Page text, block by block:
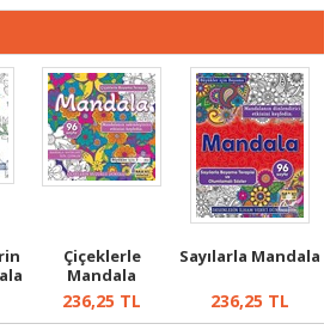
Çiçeklerle
Mandala
236,25 TL
Sayılarla Mandala
236,25 TL